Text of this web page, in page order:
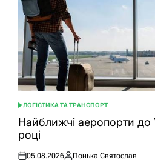
ОПУБЛІКУВАТИ
У
ЛОГІСТИКА ТА ТРАНСПОРТ
Найближчі аеропорти до
році
Оприлюднено
05.08.2026
Опубліковано
Понька Святослав